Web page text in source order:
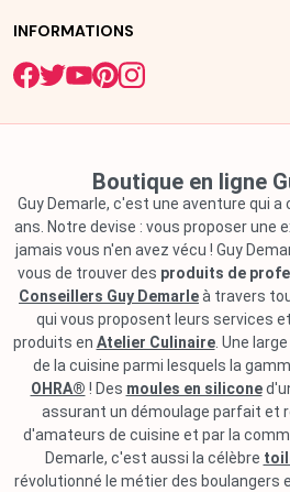
INFORMATIONS
Boutique en ligne
Guy Demarle, c'est une aventure qui a
ans. Notre devise : vous proposer une
jamais vous n'en avez vécu ! Guy
vous de trouver des produits de
Conseillers Guy Demarleà travers
qui vous proposent leurs services
produits en Atelier Culinaire. Une
de la cuisine parmi lesquels la
OHRA® ! Des moules en silicone
assurant un démoulage parfait et
d'amateurs de cuisine et par la
Demarle, c'est aussi la célèbre
révolutionné le métier des boulangers